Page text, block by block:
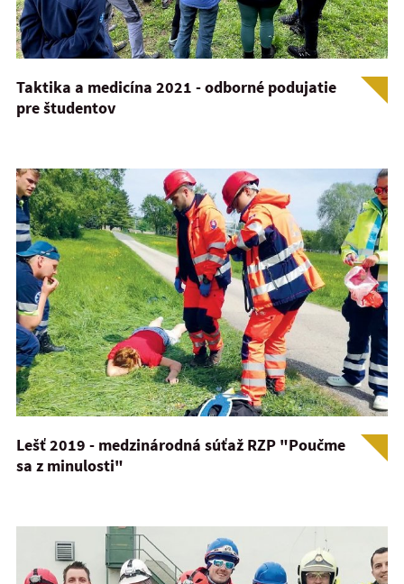
Taktika a medicína 2021 - odborné podujatie
pre študentov
Lešť 2019 - medzinárodná súťaž RZP "Poučme
sa z minulosti"